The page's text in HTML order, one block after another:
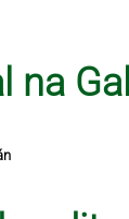
na